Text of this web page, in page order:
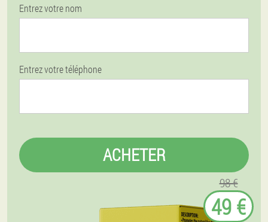
Entrez votre nom
Entrez votre téléphone
ACHETER
98 €
49 €